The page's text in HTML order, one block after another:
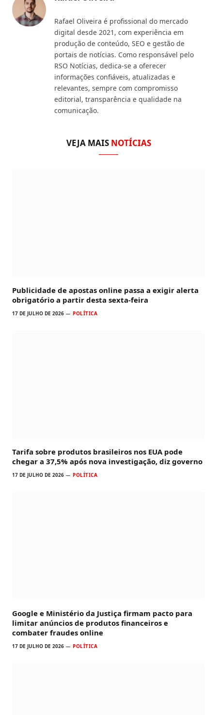
Rafael Oliveira é profissional do mercado
digital desde 2021, com experiência em
produção de conteúdo, SEO e gestão de
portais de notícias. Como responsável pelo
RSO Notícias, dedica-se a oferecer
informações confiáveis, atualizadas e
relevantes, sempre com compromisso
editorial, transparência e qualidade na
comunicação.
VEJA MAIS NOTÍCIAS
Publicidade de apostas online passa a exigir alerta
obrigatório a partir desta sexta-feira
17 DE JULHO DE 2026 POLÍTICA
Tarifa sobre produtos brasileiros nos EUA pode
chegar a 37,5% após nova investigação, diz governo
17 DE JULHO DE 2026 POLÍTICA
Google e Ministério da Justiça firmam pacto para
limitar anúncios de produtos financeiros e
combater fraudes online
17 DE JULHO DE 2026 POLÍTICA